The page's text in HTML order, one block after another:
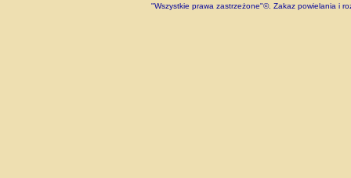
"Wszystkie prawa zastrzeżone"©. Zakaz powielania i